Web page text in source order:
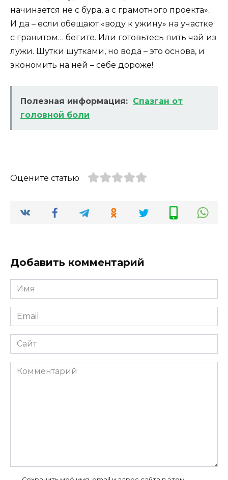
начинается не с бура, а с грамотного проекта».
И да – если обещают «воду к ужину» на участке
с гранитом… бегите. Или готовьтесь пить чай из
лужи. Шутки шутками, но вода – это основа, и
экономить на ней – себе дороже!
Полезная информация: Спазган от
головной боли
Оцените статью
Добавить комментарий
Имя
*
Email
*
Сайт
Комментарий